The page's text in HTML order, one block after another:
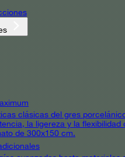
clásicas del gres
la ligereza y la flexibilidad
de 300x150 cm.